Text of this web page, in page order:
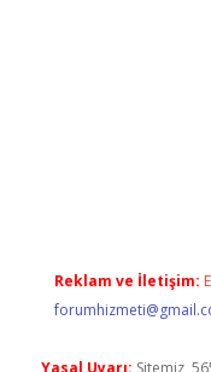
Reklam ve İletişim:
Yasal Uyarı: Sitemiz,